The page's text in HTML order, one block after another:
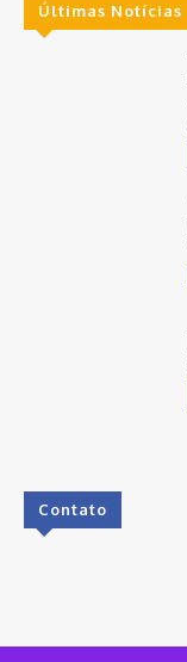
Últimas Notícias
Contato